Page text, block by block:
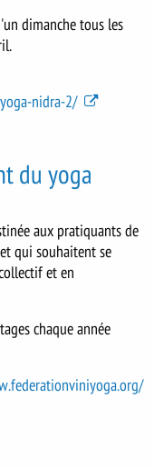
dimanche tous les
nidra-2/
du yoga
aux pratiquants de
qui souhaitent se
et en
chaque année